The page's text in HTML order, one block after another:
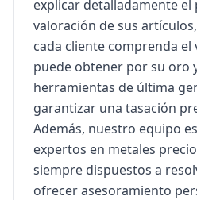
explicar detalladamente el
valoración de sus
cada cliente comprenda
puede obtener por su oro
herramientas de última
garantizar una tasación
Además, nuestro equipo
expertos en metales
siempre dispuestos a
ofrecer asesoramiento